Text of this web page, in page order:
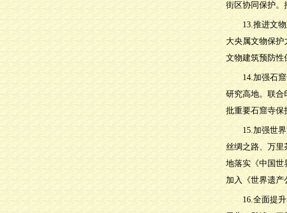
街区协同保护。
13.推进文
大央属文物保护
文物建筑预防性
14.加强石
研究高地。联合
批重要石窟寺保
15.加强世
丝绸之路、万里
地落实《中国世
加入《世界遗产
16.全面提